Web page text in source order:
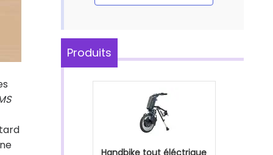
Produits
Handbike tout éléctrique